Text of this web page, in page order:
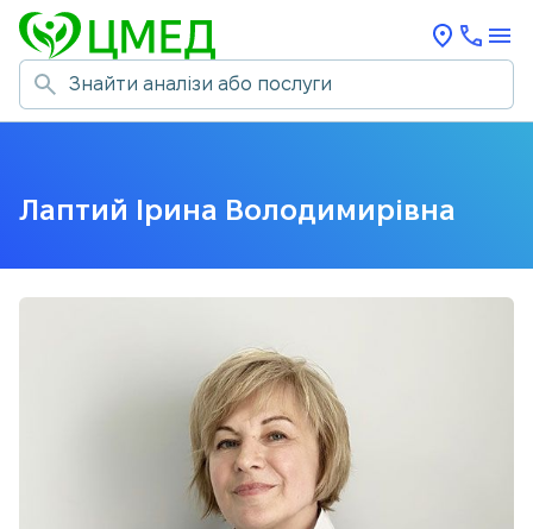
Лаптий Ірина Володимирівна